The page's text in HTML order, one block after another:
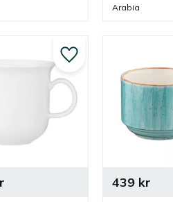
varje dag.
intensiva
Arabia
Lägg till i favoriter
439kr